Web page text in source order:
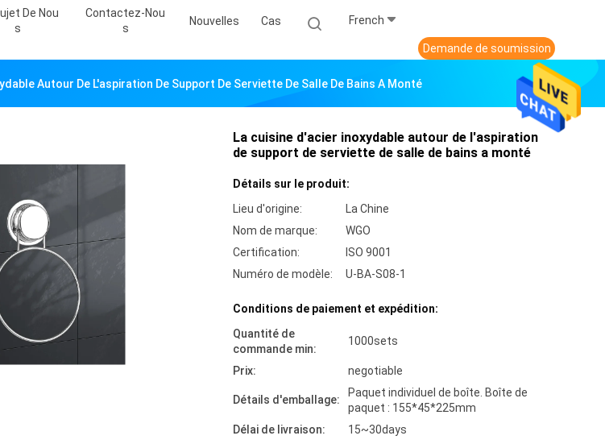
De Nou
S
Contactez-Nou
S
Nouvelles Cas French
Demande de soumission
Autour De L'aspiration De Support De Serviette De Salle De Bains A Monté
La cuisine d'acier inoxydable autour de l'aspiration
de support de serviette de salle de bains a monté
Détails sur le produit:
Lieu d'origine:
La Chine
Nom de marque:
WGO
Certification:
ISO 9001
Numéro de modèle:
U-BA-S08-1
Conditions de paiement et expédition:
Quantité de
commande min:
1000sets
Prix: negotiable
Détails d'emballage:
Paquet individuel de boîte. Boîte de
paquet : 155*45*225mm
Délai de livraison:
15~30days